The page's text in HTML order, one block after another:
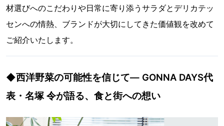
材選びへのこだわりや日常に寄り添うサラダとデリカテッ
センへの情熱、ブランドが大切にしてきた価値観を改めて
ご紹介いたします。
◆西洋野菜の可能性を信じて― GONNA DAYS代
表・名塚 令が語る、食と街への想い